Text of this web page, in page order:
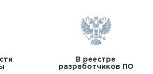
В реестре
разработчиков ПО